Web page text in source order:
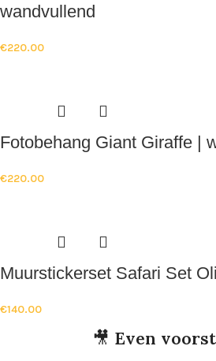
wandvullend
€220.00
Fotobehang Giant Giraffe |
€220.00
Muurstickerset Safari Set
€140.00
🎥 Even